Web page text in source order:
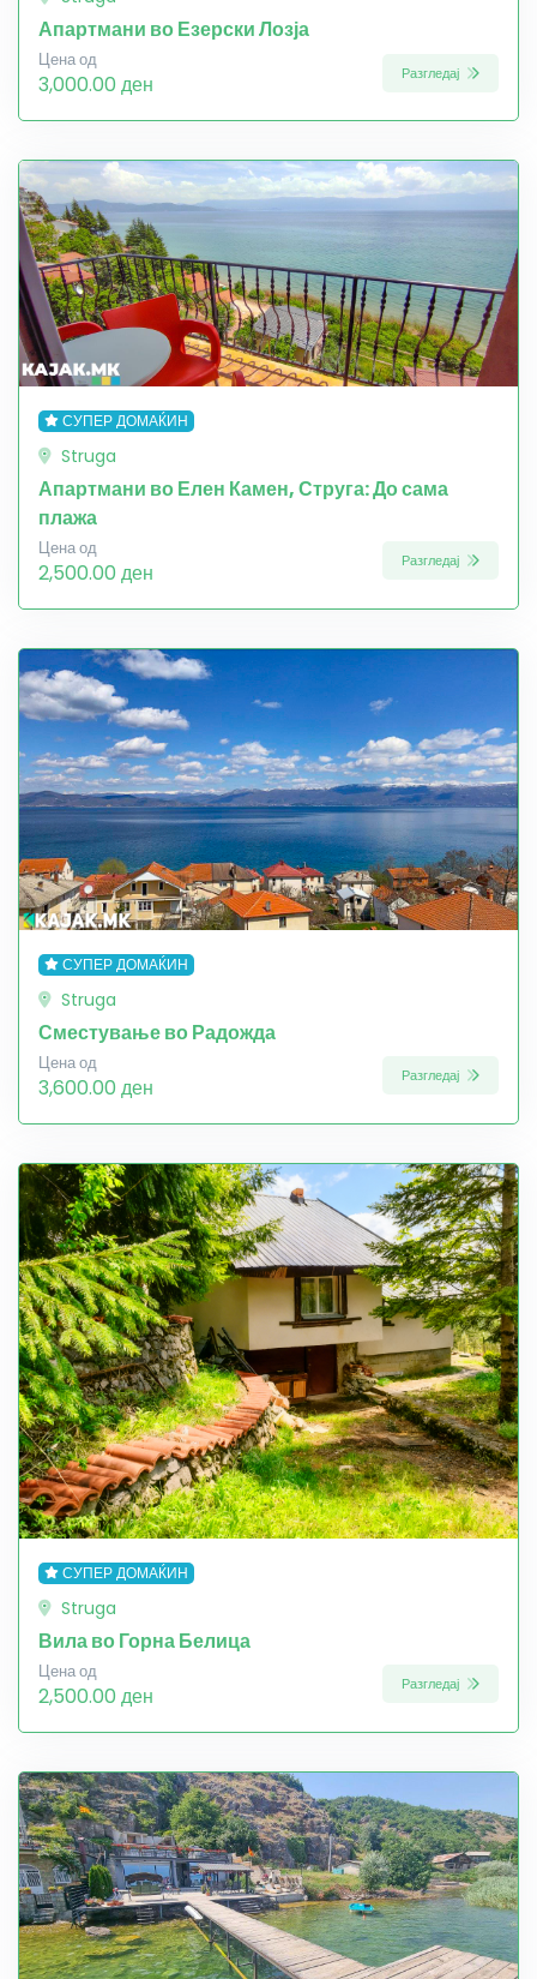
Апартмани во Езерски Лозја
Цена од
3,000.00 ден Разгледај
СУПЕР ДОМАЌИН
Struga
Апартмани во Елен Камен, Струга: До сама
плажа
Цена од
2,500.00 ден Разгледај
СУПЕР ДОМАЌИН
Struga
Сместување во Радожда
Цена од
3,600.00 ден Разгледај
СУПЕР ДОМАЌИН
Struga
Вила во Горна Белица
Цена од
2,500.00 ден Разгледај